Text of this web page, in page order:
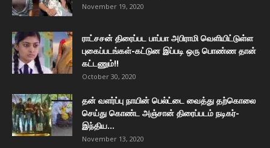
November 19, 2020
ராட்சசன் திரைப்பட பாப்பா அபிராமி வெளியிட்டுள்ள
புகைப்படங்கள்-கட்டுன இப்படி ஒரு பொண்ண தான்
கட்டணும்!!
October 30, 2020
தன் வளர்ப்பு நாயின் பெல்ட்டை வைத்து தற்கொலை
செய்து கொண்ட அஞ்சான் திரைப்படம் நடிகர்-
இந்திய...
November 13, 2020